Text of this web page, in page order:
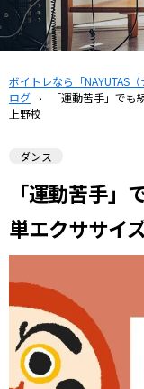
ボイトレなら「NAYUTAS（
ログ ›
「運動苦手」で
上野校
ダンス
「運動苦手
単エクササイ